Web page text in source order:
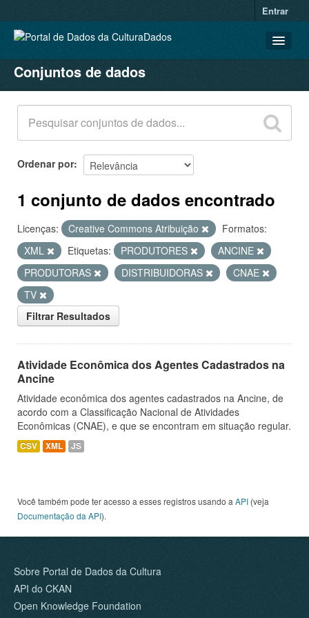
Entrar
CONJUNTOS DE DADOS
ORGANIZAÇÕES
GRUPOS
SOBRE
Conjuntos de dados
Ordenar por
1 conjunto de dados encontrado
Licenças: Creative Commons Atribuição
Formatos:
XML
Etiquetas: PRODUTORES
ANCINE
PRODUTORAS
DISTRIBUIDORAS
CNAE
TV
Filtrar Resultados
Atividade Econômica dos Agentes Cadastrados na
Ancine
Atividade econômica dos agentes cadastrados na Ancine, de
acordo com a Classificação Nacional de Atividades
Econômicas (CNAE), e que se encontram em situação regular.
CSV XML JS
Você também pode ter acesso a esses registros usando a API (veja
Documentação da API).
Sobre Portal de Dados da Cultura
API do CKAN
Open Knowledge Foundation